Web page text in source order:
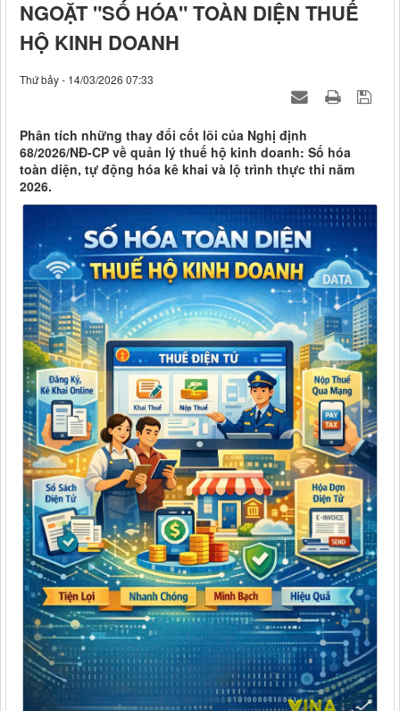
NGOẶT "SỐ HÓA" TOÀN DIỆN THUẾ
HỘ KINH DOANH
Thứ bảy - 14/03/2026 07:33
Phân tích những thay đổi cốt lõi của Nghị định
68/2026/NĐ-CP về quản lý thuế hộ kinh doanh: Số hóa
toàn diện, tự động hóa kê khai và lộ trình thực thi năm
2026.